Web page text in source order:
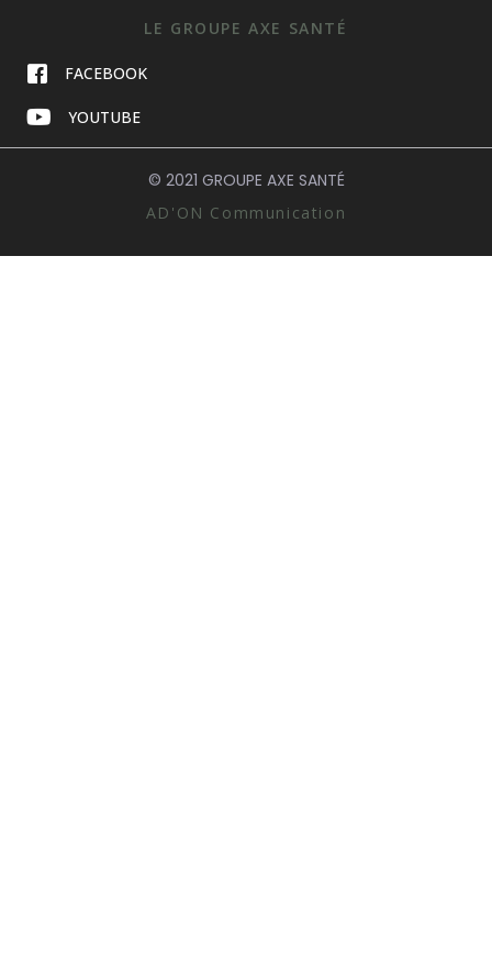
LE GROUPE AXE SANTÉ
FACEBOOK
YOUTUBE
© 2021 GROUPE AXE SANTÉ
AD'ON Communication